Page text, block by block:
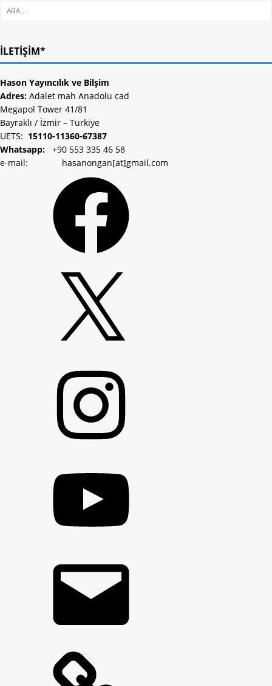
İLETIŞIM*
Hason Yayıncılık ve Bilşim
Adres: Adalet mah Anadolu cad
Megapol Tower 41/81
Bayraklı / İzmir – Turkiye
UETS: 15110-11360-67387
Whatsapp: +90 553 335 46 58
e-mail: hasanongan[at]gmail.com